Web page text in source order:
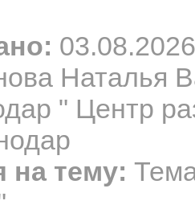
03.08.2026
Наталья
" Центр
на тему: